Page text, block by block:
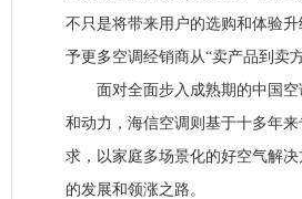
不只是将带来用户的选购和体验
予更多空调经销商从“卖产品到卖
面对全面步入成熟期的中国空
和动力，海信空调则基于十多年
求，以家庭多场景化的好空气解
的发展和领涨之路。